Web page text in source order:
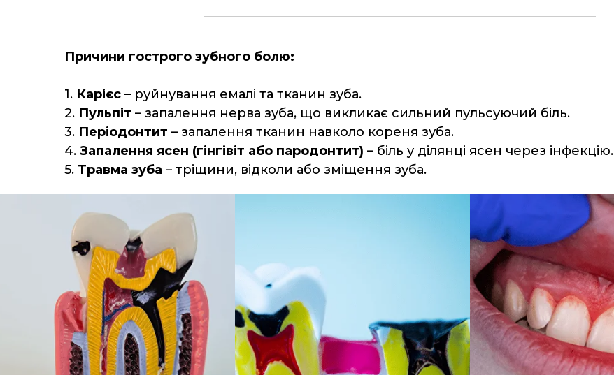
Причини гострого зубного болю:
1. Карієс – руйнування емалі та тканин зуба.
2. Пульпіт – запалення нерва зуба, що викликає сильний пульсуючий біль.
3. Періодонтит – запалення тканин навколо кореня зуба.
4. Запалення ясен (гінгівіт або пародонтит) – біль у ділянці ясен через інфекцію.
5. Травма зуба – тріщини, відколи або зміщення зуба.